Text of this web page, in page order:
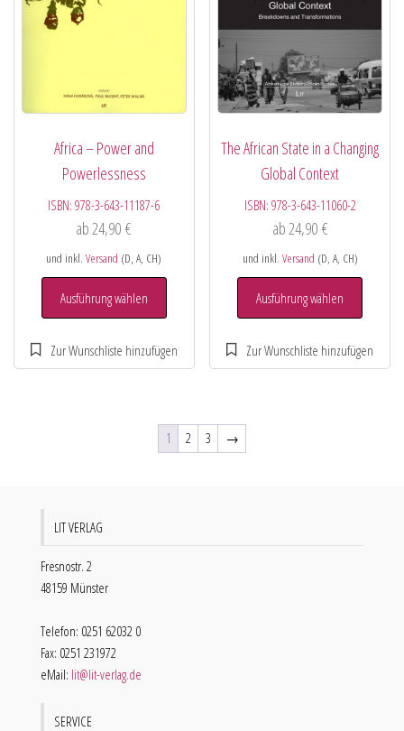
Africa – Power and
Powerlessness
ISBN:978-3-643-11187-6
ab24,90€
und inkl.Versand (D, A, CH)
Ausführung wählen
The African State in a Changing
Global Context
ISBN: 978-3-643-11060-2
ab24,90 €
und inkl. Versand (D, A, CH)
Ausführung wählen
1 2 3 →
LIT VERLAG
Fresnostr. 2
48159 Münster
Telefon: 0251 62032 0
Fax: 0251 231972
eMail: lit@lit-verlag.de
SERVICE